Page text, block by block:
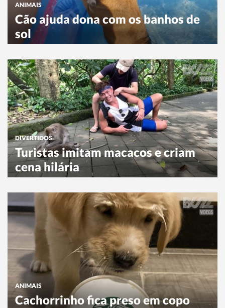
ANIMAIS
Cão ajuda dona com os banhos de
sol
DIVERTIDOS
Turistas imitam macacos e criam
cena hilária
ANIMAIS
Cachorrinho fica preso em copo